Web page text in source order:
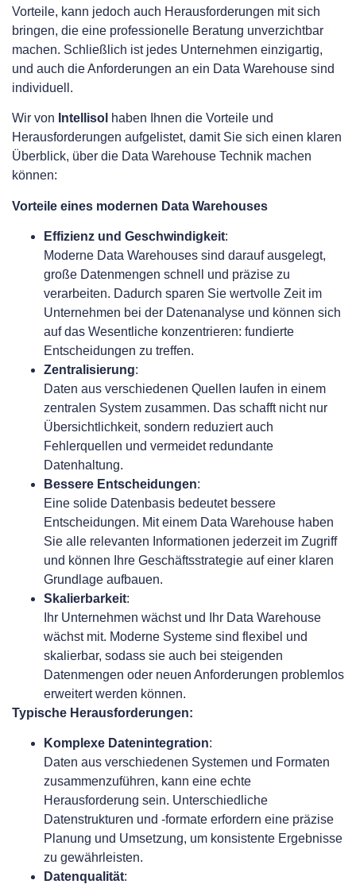
Vorteile, kann jedoch auch Herausforderungen mit sich
bringen, die eine professionelle Beratung unverzichtbar
machen. Schließlich ist jedes Unternehmen einzigartig,
und auch die Anforderungen an ein Data Warehouse sind
individuell.
Wir von Intellisol haben Ihnen die Vorteile und
Herausforderungen aufgelistet, damit Sie sich einen klaren
Überblick, über die Data Warehouse Technik machen
können:
Vorteile eines modernen Data Warehouses
Effizienz und Geschwindigkeit:
Moderne Data Warehouses sind darauf ausgelegt,
große Datenmengen schnell und präzise zu
verarbeiten. Dadurch sparen Sie wertvolle Zeit im
Unternehmen bei der Datenanalyse und können sich
auf das Wesentliche konzentrieren: fundierte
Entscheidungen zu treffen.
Zentralisierung:
Daten aus verschiedenen Quellen laufen in einem
zentralen System zusammen. Das schafft nicht nur
Übersichtlichkeit, sondern reduziert auch
Fehlerquellen und vermeidet redundante
Datenhaltung.
Bessere Entscheidungen:
Eine solide Datenbasis bedeutet bessere
Entscheidungen. Mit einem Data Warehouse haben
Sie alle relevanten Informationen jederzeit im Zugriff
und können Ihre Geschäftsstrategie auf einer klaren
Grundlage aufbauen.
Skalierbarkeit:
Ihr Unternehmen wächst und Ihr Data Warehouse
wächst mit. Moderne Systeme sind flexibel und
skalierbar, sodass sie auch bei steigenden
Datenmengen oder neuen Anforderungen problemlos
erweitert werden können.
Typische Herausforderungen:
Komplexe Datenintegration:
Daten aus verschiedenen Systemen und Formaten
zusammenzuführen, kann eine echte
Herausforderung sein. Unterschiedliche
Datenstrukturen und -formate erfordern eine präzise
Planung und Umsetzung, um konsistente Ergebnisse
zu gewährleisten.
Datenqualität: